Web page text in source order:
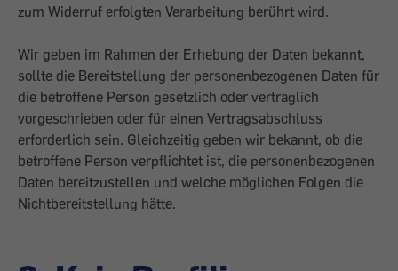
zum Widerruf erfolgten Verarbeitung berührt wird.
Wir geben im Rahmen der Erhebung der Daten bekannt,
sollte die Bereitstellung der personenbezogenen Daten für
die betroffene Person gesetzlich oder vertraglich
vorgeschrieben oder für einen Vertragsabschluss
erforderlich sein. Gleichzeitig geben wir bekannt, ob die
betroffene Person verpflichtet ist, die personenbezogenen
Daten bereitzustellen und welche möglichen Folgen die
Nichtbereitstellung hätte.